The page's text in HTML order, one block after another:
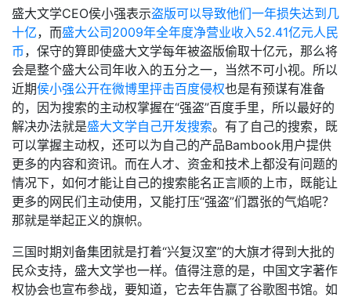
盛大文学CEO侯小强表示盗版可以导致他们一年损失达到几
十亿，而盛大公司2009年全年度净营业收入52.41亿元人民
币，保守的算即使盛大文学每年被盗版偷取十亿元，那么将
会是整个盛大公司年收入的五分之一，当然不可小视。所以
近期侯小强公开在微博里抨击百度侵权也是有预谋有准备
的，因为搜索的主动权掌握在“强盗”百度手里，所以最好的
解决办法就是盛大文学自己开发搜索。有了自己的搜索，既
可以掌握主动权，还可以为自己的产品Bambook用户提供
更多的内容和资讯。而在人才、资金和技术上都没有问题的
情况下，如何才能让自己的搜索能名正言顺的上市，既能让
更多的网民们主动使用，又能打压“强盗”们嚣张的气焰呢？
那就是举起正义的旗帜。
三国时期刘备集团就是打着“兴复汉室”的大旗才得到大批的
民众支持，盛大文学也一样。值得注意的是，中国文字著作
权协会也宣布参战，要知道，它去年告赢了谷歌图书馆。如